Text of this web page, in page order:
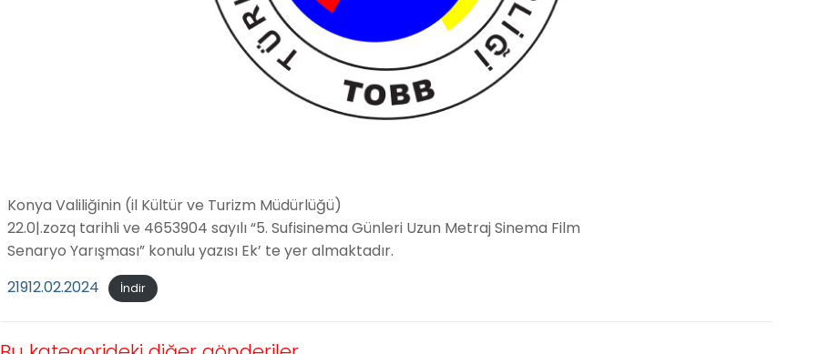
Konya Valiliğinin (il Kültür ve Turizm Müdürlüğü)
22.0|.zozq tarihli ve 4653904 sayılı “5. Sufisinema Günleri Uzun Metraj Sinema Film
Senaryo Yarışması” konulu yazısı Ek’ te yer almaktadır.
21912.02.2024
İndir